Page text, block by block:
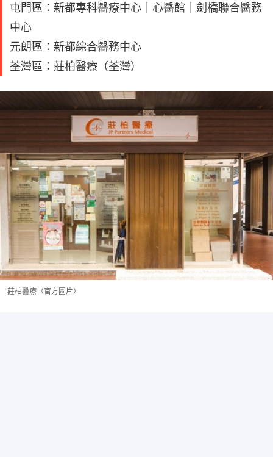
屯門區：新都專科醫療中心｜心醫館｜劍橋聯合醫務
中心
元朗區：新都綜合醫務中心
荃灣區：莊柏醫療（荃灣）
莊柏醫療（官方圖片）